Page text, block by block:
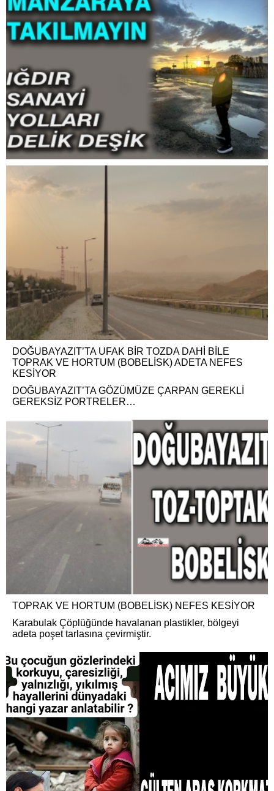
DOĞUBAYAZIT’TA UFAK BİR TOZDA DAHİ BİLE
TOPRAK VE HORTUM (BOBELİSK) ADETA NEFES
KESİYOR
DOĞUBAYAZIT’TA GÖZÜMÜZE ÇARPAN GEREKLİ
GEREKSİZ PORTRELER…
TOPRAK VE HORTUM (BOBELİSK) NEFES KESİYOR
Karabulak Çöplüğünde havalanan plastikler, bölgeyi
adeta poşet tarlasına çevirmiştir.